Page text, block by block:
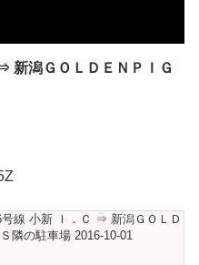
新潟ＧＯＬＤＥＮＰＩＧ
線 小新 Ｉ．Ｃ ⇒ 新潟ＧＯＬＤ
隣の駐車場 2016-10-01